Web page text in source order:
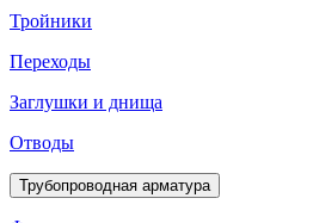
Тройники
Переходы
Заглушки и днища
Отводы
Трубопроводная арматура